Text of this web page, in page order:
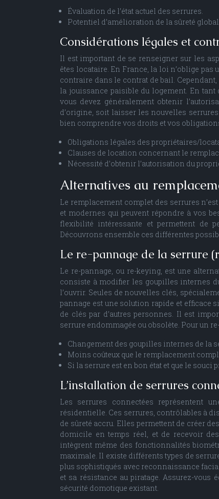
Évaluation de l’état actuel des serrures.
Potentiel d’amélioration de la sûreté
Considérations légales et
Il est important de se renseigner sur les
êtes locataire. En France, la loi n’oblige
contraire dans le contrat de bail.
la jouissance paisible du logement. En
vous devez généralement obtenir
d’origine, soit laisser les nouvelles
bien comprendre vos droits et vos
Obligations légales des propriétaires/
Clauses de location concernant le
Nécessité d’obtenir l’autorisation du
Alternatives au
Le remplacement complet des serrures
et modernes qui peuvent répondre à vos
flexibilité intéressante et permettent de
Découvrons ensemble ces différentes
Le re-pannage de la serrure
Le re-pannage, ou re-keying, est une
consiste à modifier les goupilles internes
l’ouvrir. Seules de nouvelles clés,
pannage est une solution rapide et efficace
de clés par d’autres personnes. Il est
serrure endommagée ou obsolète. Pour un
Changement des goupilles internes de la
Moins coûteux que le remplacement
Si la serrure est en bon état et que le
L’installation de serrures
Les serrures connectées représentent
résidentielle. Ces serrures, contrôlables à
de sûreté accru. Elles permettent de créer
domicile en temps réel, et de recevoir
intègrent même des fonctionnalités
maximale. Il existe différents types de
plus sophistiqués avec reconnaissance
et sa résistance au piratage. Assurez-vous
sécurité domotique existant.